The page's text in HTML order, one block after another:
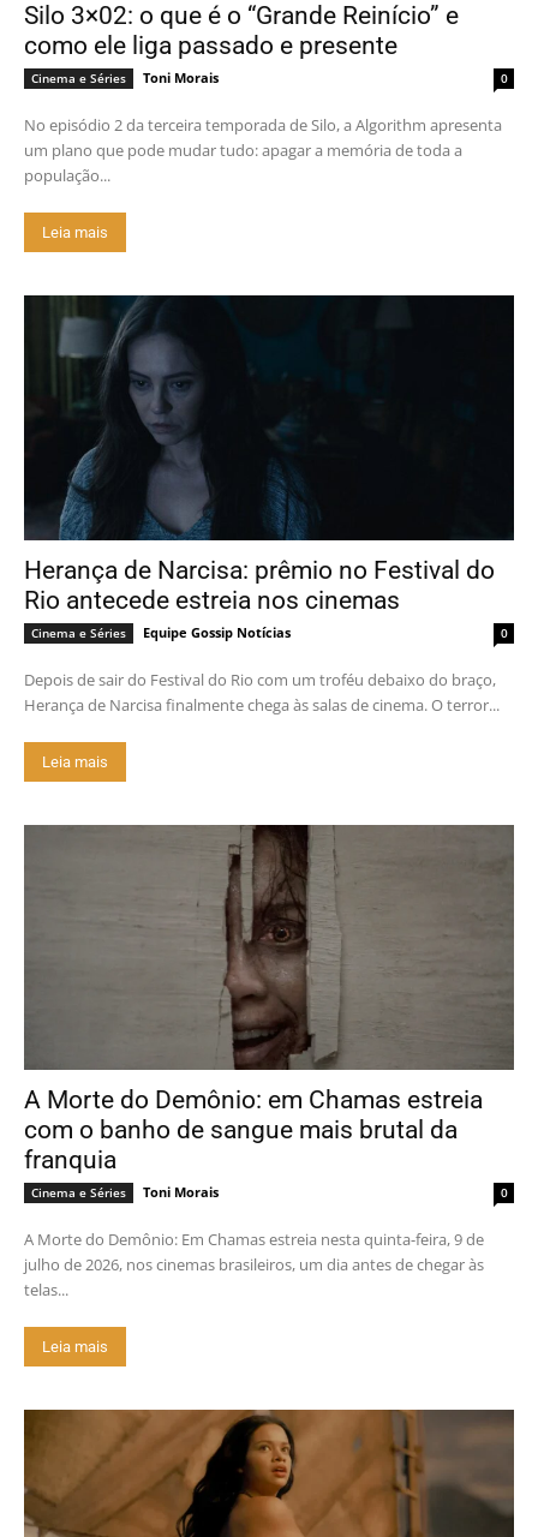
Silo 3×02: o que é o “Grande Reinício” e
como ele liga passado e presente
Cinema e Séries Toni Morais 0
No episódio 2 da terceira temporada de Silo, a Algorithm apresenta
um plano que pode mudar tudo: apagar a memória de toda a
população...
Leia mais
Herança de Narcisa: prêmio no Festival do
Rio antecede estreia nos cinemas
Cinema e Séries Equipe Gossip Notícias 0
Depois de sair do Festival do Rio com um troféu debaixo do braço,
Herança de Narcisa finalmente chega às salas de cinema. O terror...
Leia mais
A Morte do Demônio: em Chamas estreia
com o banho de sangue mais brutal da
franquia
Cinema e Séries Toni Morais 0
A Morte do Demônio: Em Chamas estreia nesta quinta-feira, 9 de
julho de 2026, nos cinemas brasileiros, um dia antes de chegar às
telas...
Leia mais